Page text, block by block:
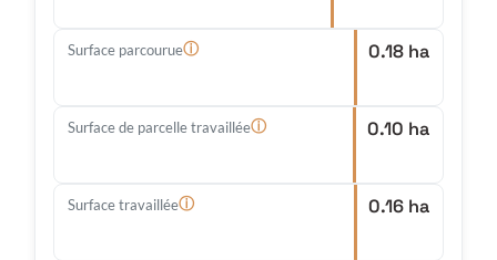
Surface parcourueⓘ 0.18 ha
Surface de parcelle travailléeⓘ 0.10 ha
Surface travailléeⓘ 0.16 ha